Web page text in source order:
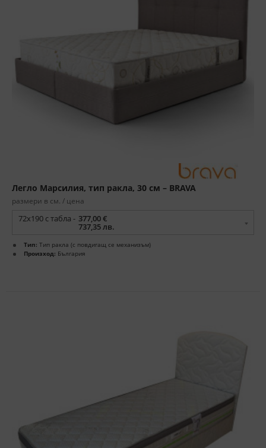
Легло Марсилия, тип ракла, 30 см – BRAVA
размери в см. / цена
72x190 с табла - 377,00 €
737,35 лв.
Тип: Тип ракла (с повдигащ се механизъм)
Произход: България